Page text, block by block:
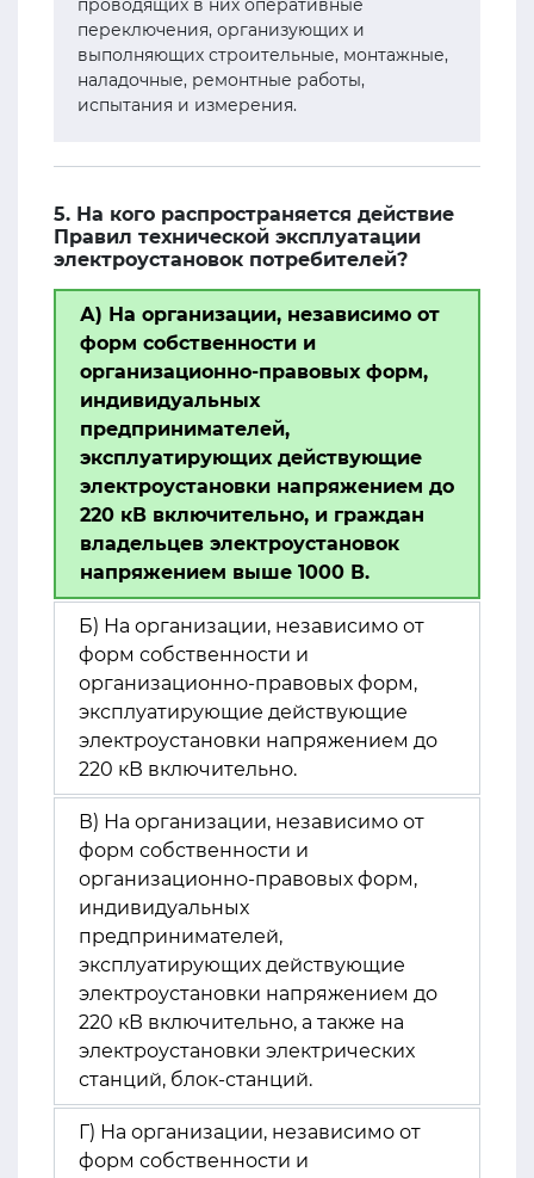
проводящих в них оперативные
переключения, организующих и
выполняющих строительные, монтажные,
наладочные, ремонтные работы,
испытания и измерения.
5. На кого распространяется действие
Правил технической эксплуатации
электроустановок потребителей?
А) На организации, независимо от
форм собственности и
организационно-правовых форм,
индивидуальных
предпринимателей,
эксплуатирующих действующие
электроустановки напряжением до
220 кВ включительно, и граждан
владельцев электроустановок
напряжением выше 1000 В.
Б) На организации, независимо от
форм собственности и
организационно-правовых форм,
эксплуатирующие действующие
электроустановки напряжением до
220 кВ включительно.
В) На организации, независимо от
форм собственности и
организационно-правовых форм,
индивидуальных
предпринимателей,
эксплуатирующих действующие
электроустановки напряжением до
220 кВ включительно, а также на
электроустановки электрических
станций, блок-станций.
Г) На организации, независимо от
форм собственности и